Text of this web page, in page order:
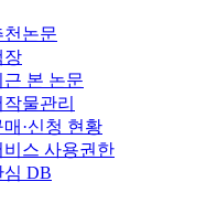
천논문
장
근 본 논문
물관리
매·신청 현황
비스 사용권한
심 DB